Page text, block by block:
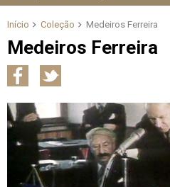
Início Coleção Medeiros Ferreira
Medeiros Ferreira